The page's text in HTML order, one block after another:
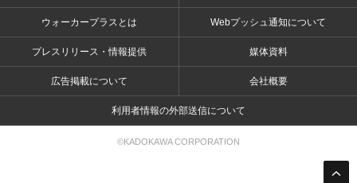
ウォーカープラスとは Webプッシュ通知について
プレスリリース・情報提供 媒体資料
広告掲載について 会社概要
利用者情報の外部送信について
©KADOKAWA CORPORATION